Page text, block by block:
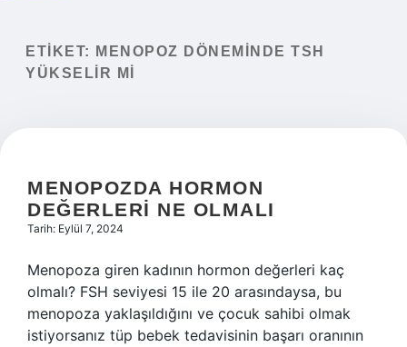
Yasal Uyarı
ETIKET:
MENOPOZ DÖNEMINDE TSH
YÜKSELIR MI
MENOPOZDA HORMON
DEĞERLERI NE OLMALI
Tarih: Eylül 7, 2024
Menopoza giren kadının hormon değerleri kaç
olmalı? FSH seviyesi 15 ile 20 arasındaysa, bu
menopoza yaklaşıldığını ve çocuk sahibi olmak
istiyorsanız tüp bebek tedavisinin başarı oranının